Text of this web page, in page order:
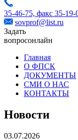
35-46-75, факс 35-19-
sovprof@list.ru
Задать
вопросонлайн
Главная
О ФПСК
ДОКУМЕНТЫ
СМИ О НАС
КОНТАКТЫ
Новости
03.07.2026